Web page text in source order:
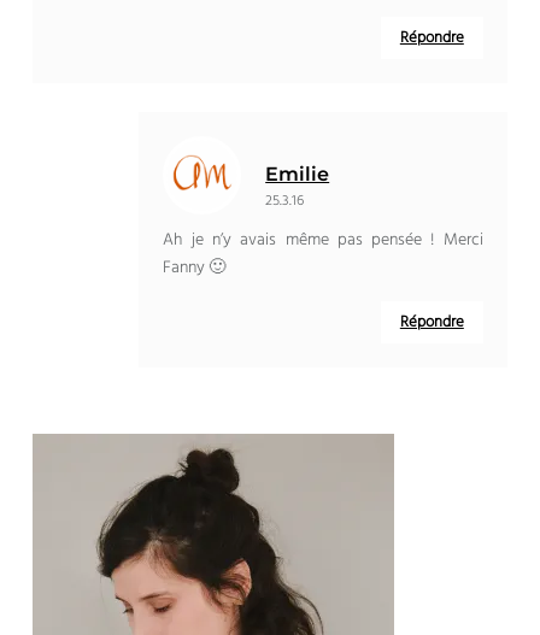
Répondre
Emilie
25.3.16
Ah je n’y avais même pas pensée ! Merci
Fanny 🙂
Répondre